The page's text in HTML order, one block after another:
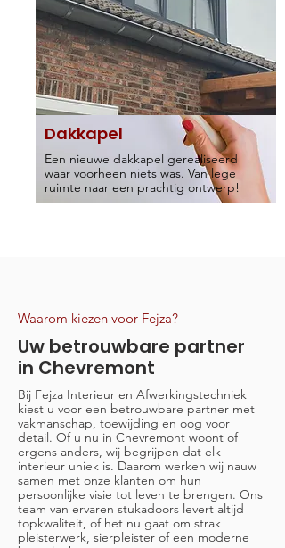
Dakkapel
Een nieuwe dakkapel gerealiseerd
waar voorheen niets was. Van lege
ruimte naar een prachtig ontwerp!
Waarom kiezen voor Fejza?
Uw betrouwbare partner
in Chevremont
Bij Fejza Interieur en Afwerkingstechniek
kiest u voor een betrouwbare partner met
vakmanschap, toewijding en oog voor
detail. Of u nu in Chevremont woont of
ergens anders, wij begrijpen dat elk
interieur uniek is. Daarom werken wij nauw
samen met onze klanten om hun
persoonlijke visie tot leven te brengen. Ons
team van ervaren stukadoors levert altijd
topkwaliteit, of het nu gaat om strak
pleisterwerk, sierpleister of een moderne